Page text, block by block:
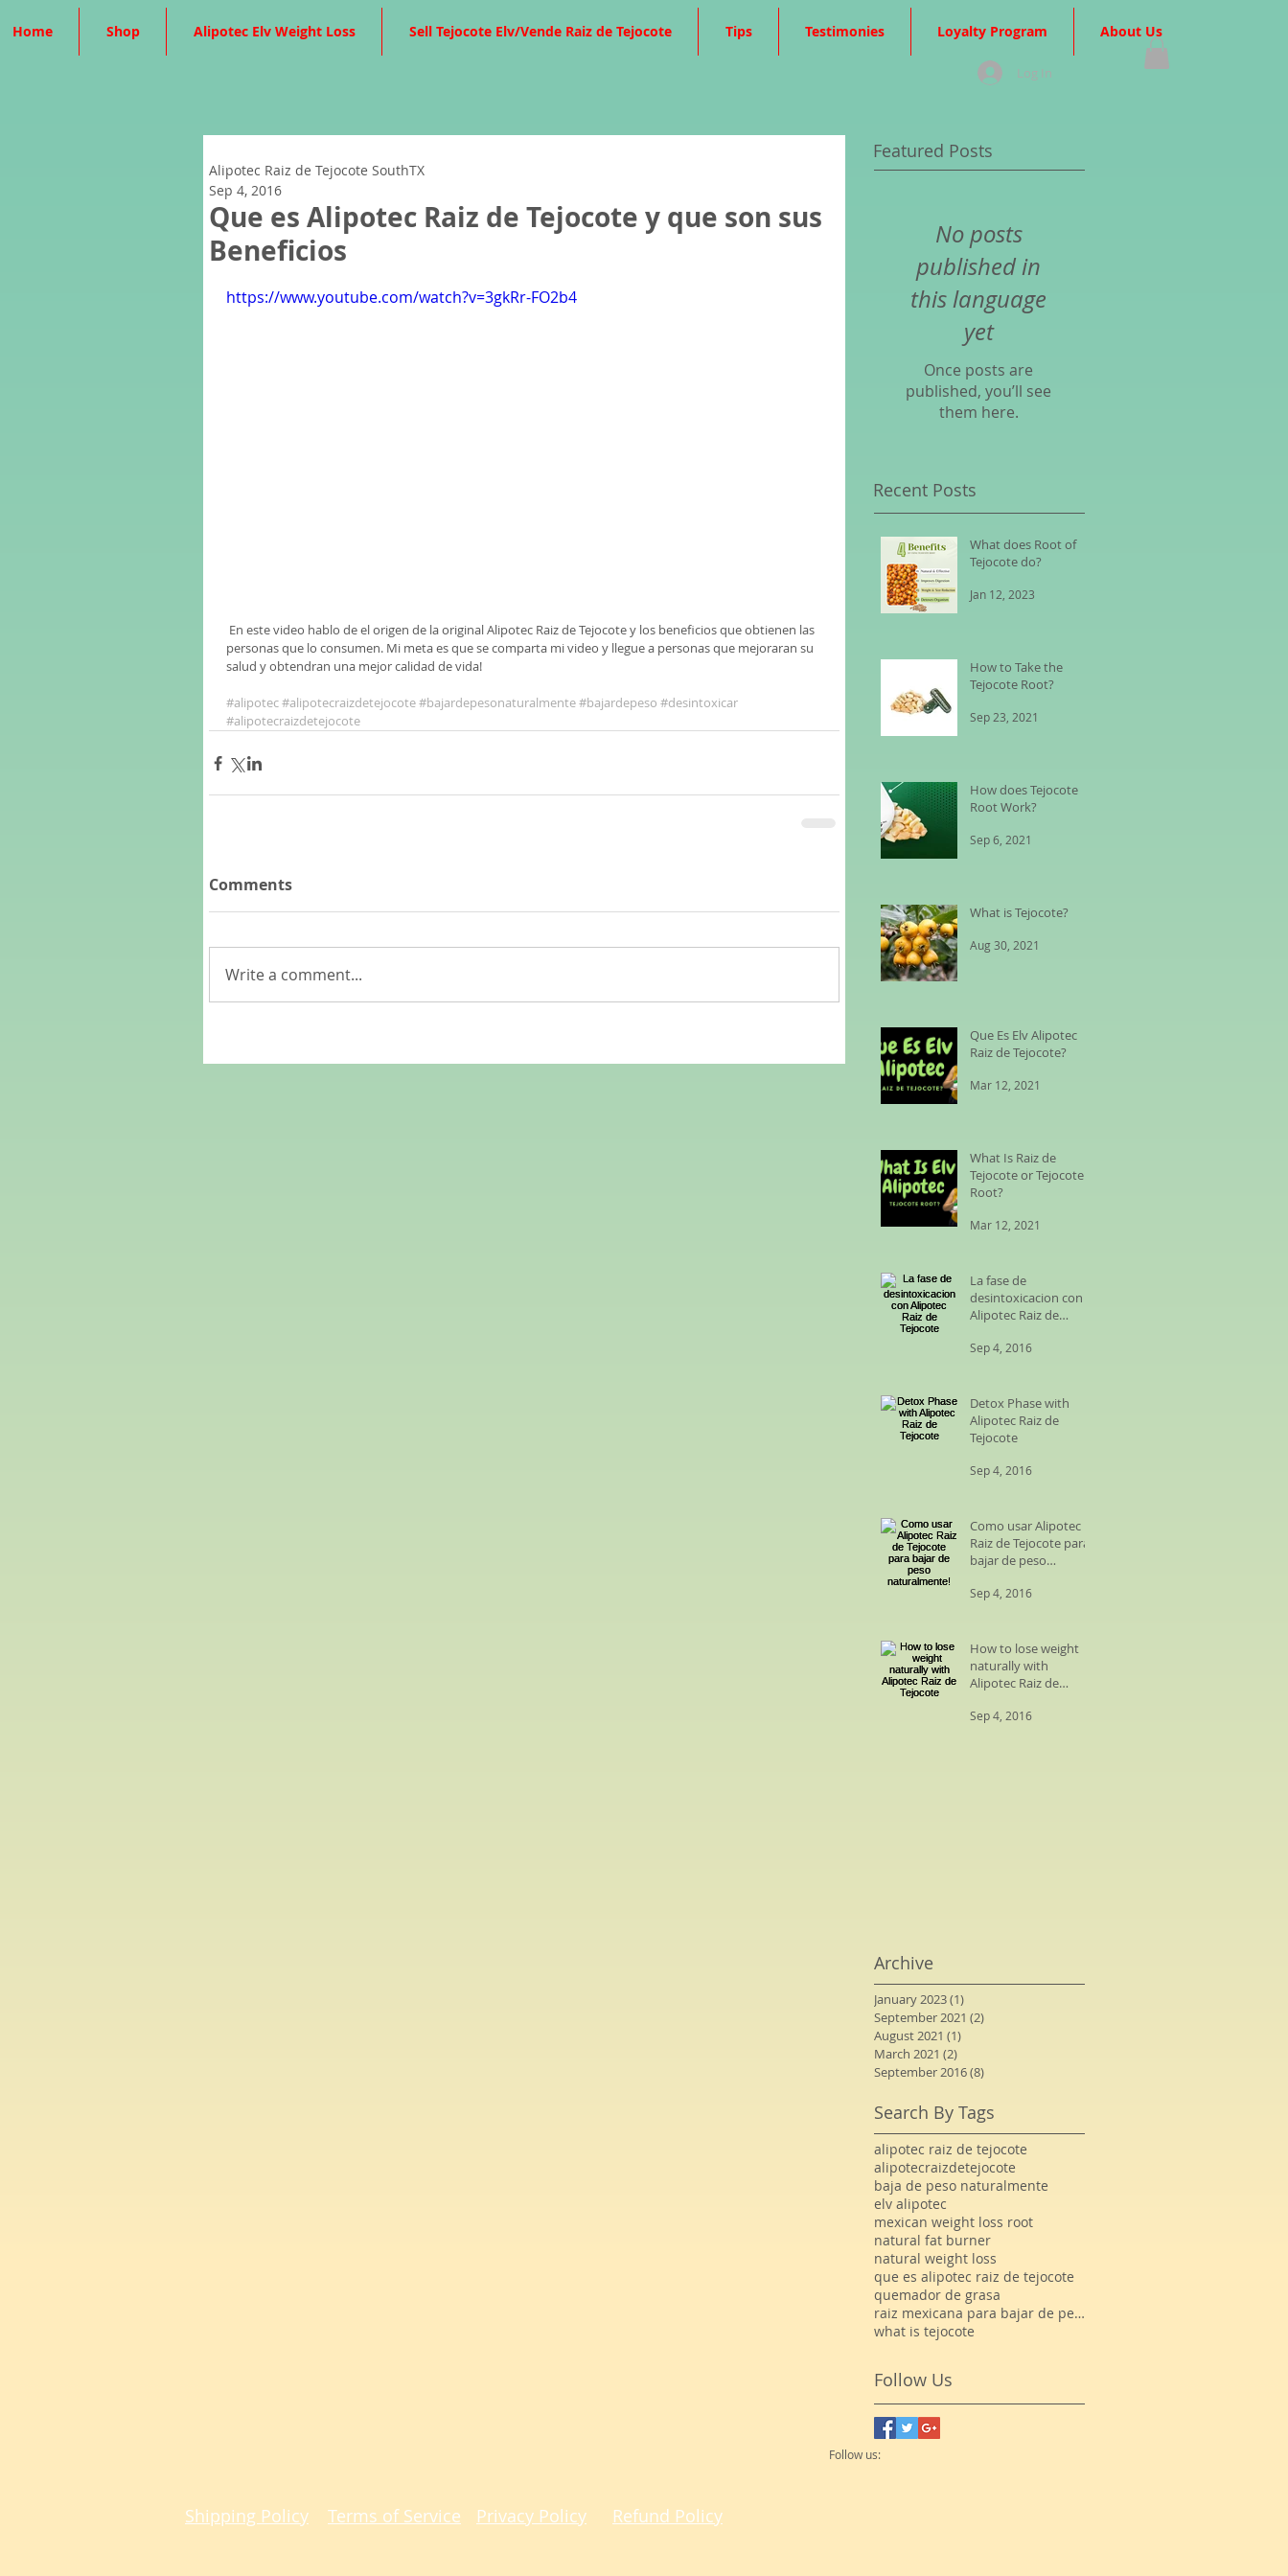
Home Shop Alipotec Elv Weight Loss Sell Tejocote Elv/Vende Raiz de Tejocote Tips Testimonies Loyalty Program About Us
Log In
Que es Alipotec Raiz de Tejocote y que son sus
Beneficios
Alipotec Raiz de Tejocote SouthTX
Sep 4, 2016
https://www.youtube.com/watch?v=3gkRr-FO2b4
personas que lo consumen. Mi meta es que se comparta mi video y llegue a personas que mejoraran su
salud y obtendran una mejor calidad de vida!
#alipotec#alipotecraizdetejocote#bajardepesonaturalmente#bajardepeso #desintoxicar
#alipotecraizdetejocote
Comments
Write a comment...
Featured Posts
No posts
published in
this language
yet
Once posts are
published, you’ll see
them here.
Recent Posts
What does Root of
Tejocote do?
Jan 12, 2023
How to Take the
Tejocote Root?
Sep 23, 2021
How does Tejocote
Root Work?
Sep 6, 2021
What is Tejocote?
Aug 30, 2021
Que Es Elv Alipotec
Raiz de Tejocote?
Mar 12, 2021
What Is Raiz de
Tejocote or Tejocote
Root?
Mar 12, 2021
La fase de
desintoxicacion con
Alipotec Raiz de
Sep 4, 2016
Detox Phase with
Alipotec Raiz de
Tejocote
Sep 4, 2016
Como usar Alipotec
Raiz de Tejocote para
bajar de peso
Sep 4, 2016
How to lose weight
naturally with
Alipotec Raiz de
Sep 4, 2016
Archive
January 2023(1)
September 2021 (2)
August 2021 (1)
March 2021 (2)
September 2016(8)
Search By Tags
alipotec raiz de tejocote
alipotecraizdetejocote
baja de peso naturalmente
elv alipotec
mexican weight loss root
natural fat burner
natural weight loss
que es alipotec raiz de tejocote
quemador de grasa
raiz mexicana para bajar de peso
what is tejocote
Follow Us
Follow us:
Terms of Service Privacy Policy Refund Policy
Shipping Policy